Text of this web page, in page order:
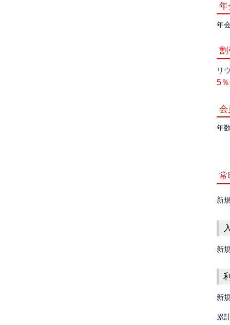
年
年
割
リ
5
年
常
新
新
新
累